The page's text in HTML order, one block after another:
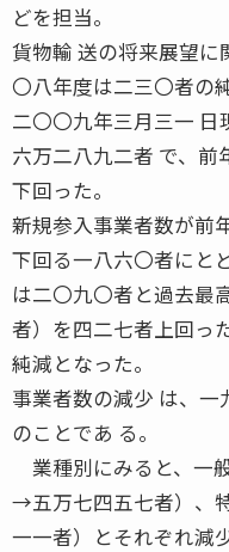
どを担当。
貨物輸 送の将来展望に
〇八年度は二三〇者の
二〇〇九年三月三一
六万二八九二者 で、前
下回った。
新規参入事業者数が前
下回る一八六〇者にと
は二〇九〇者と過去最
者）を四二七者上回っ
純減となった。
事業者数の減少 は、一
のことであ る。
業種別にみると、一
→五万七四五七者）、
一一者）とそれぞれ減